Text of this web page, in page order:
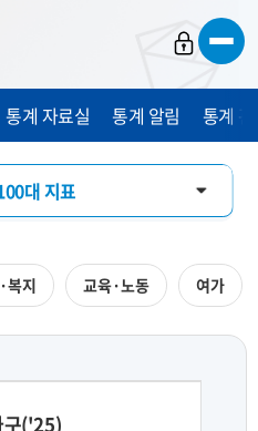
통계 자료실 통계 알림 통계
대 지표
시각화
복지 교육·노동 여가
구('25)